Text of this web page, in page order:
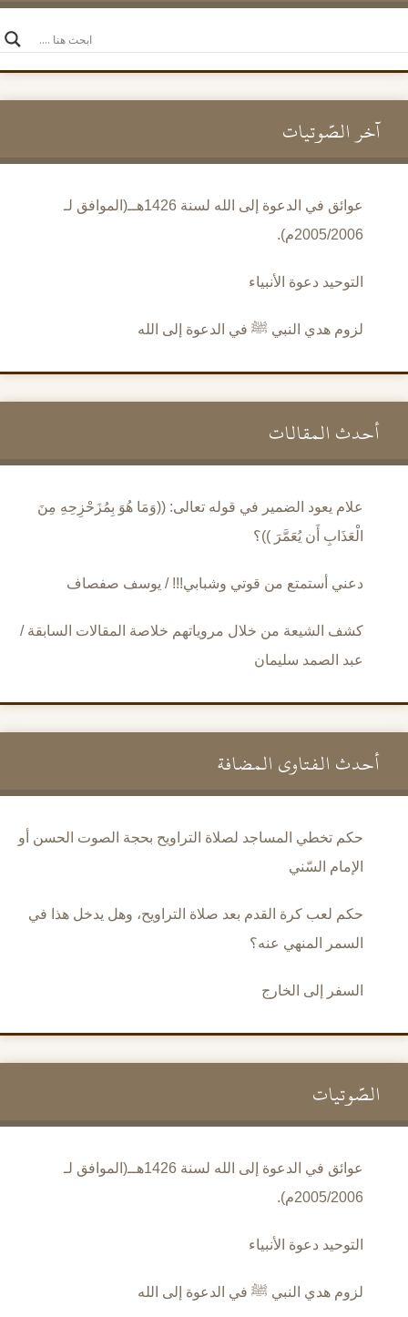
آخر الصَّوتيات
عوائق في الدعوة إلى الله لسنة 1426هــ(الموافق لـ
2005/2006م).
التوحيد دعوة الأنبياء
لزوم هدي النبي ﷺ في الدعوة إلى الله
أحدث المقالات
علام يعود الضمير في قوله تعالى: ((وَمَا هُوَ بِمُزَحْزِحِهِ مِنَ
الْعَذَابِ أَن يُعَمَّرَ ))؟
دعني أستمتع من قوتي وشبابي!!! / يوسف صفصاف
كشف الشيعة من خلال مروياتهم خلاصة المقالات السابقة /
عبد الصمد سليمان
أحدث الفتاوى المضافة
حكم تخطي المساجد لصلاة التراويح بحجة الصوت الحسن أو
الإمام السّني
حكم لعب كرة القدم بعد صلاة التراويح، وهل يدخل هذا في
السمر المنهي عنه؟
السفر إلى الخارج
الصَّوتيات
عوائق في الدعوة إلى الله لسنة 1426هــ(الموافق لـ
2005/2006م).
التوحيد دعوة الأنبياء
لزوم هدي النبي ﷺ في الدعوة إلى الله